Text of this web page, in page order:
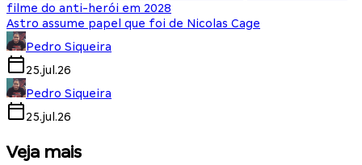
filme do anti-herói em 2028
Astro assume papel que foi de Nicolas Cage
Pedro Siqueira
25.jul.26
Pedro Siqueira
25.jul.26
Veja mais